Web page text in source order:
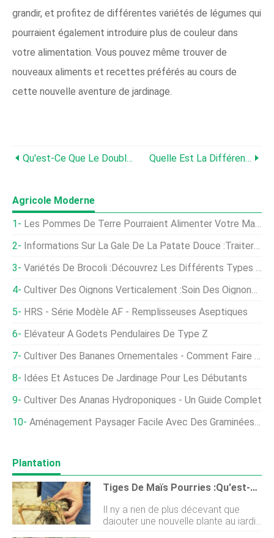
grandir, et profitez de différentes variétés de légumes qui
pourraient également introduire plus de couleur dans
votre alimentation. Vous pouvez même trouver de
nouveaux aliments et recettes préférés au cours de
cette nouvelle aventure de jardinage.
Qu'est-Ce Que Le Double Creusement Dans Un Jardin ? Quelle Est La Différence Entre Terreau Et Terreau ?
Agricole Moderne
Les Pommes De Terre Pourraient Alimenter Votre Maison Et Nourrir Votre Famille Aussi
Informations Sur La Gale De La Patate Douce :traiter Les Patates Douces Avec La Gale
Variétés De Brocoli :découvrez Les Différents Types De Brocoli
Cultiver Des Oignons Verticalement :soin Des Oignons Dans Une Bouteille
HRS - Série Modèle AF - Remplisseuses Aseptiques
Élévateur À Godets Pendulaires De Type Z
Cultiver Des Bananes Ornementales - Comment Faire Pousser Un Bananier Rouge
Idées Et Astuces De Jardinage Pour Les Débutants
Cultiver Des Ananas Hydroponiques - Un Guide Complet
Aménagement Paysager Facile Avec Des Graminées Ornementales :conseils Simples Pour Réussir Sans Souci
Plantation
Tiges De Maïs Pourries :qu'est-Ce Qui Fait Pourrir Les Tiges De Maïs Sucré
Il ny a rien de plus décevant que
dajouter une nouvelle plante au jardin
pour la voir échouer à cause de